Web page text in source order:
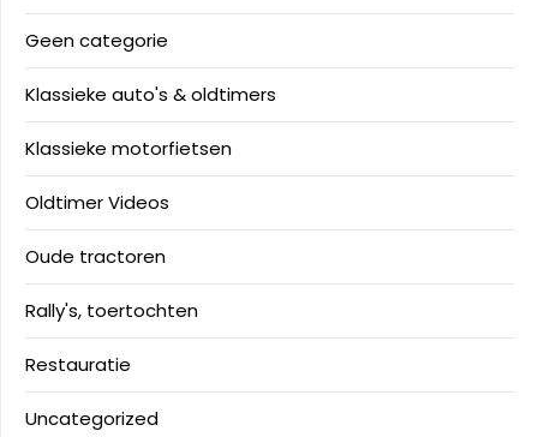
Geen categorie
Klassieke auto's & oldtimers
Klassieke motorfietsen
Oldtimer Videos
Oude tractoren
Rally's, toertochten
Restauratie
Uncategorized